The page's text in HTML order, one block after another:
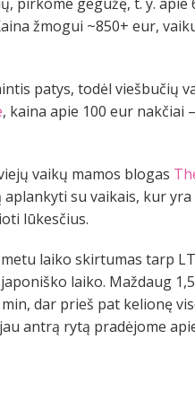
žmogui ~850+ eur,
patys, todėl viešbučių
, kaina apie 100 eur nakčiai
vaikų mamos blogas
su vaikais, kur
lūkesčius.
laiko skirtumas tarp
laiko. Maždaug
dar prieš pat kelionę
antrą rytą pradėjome